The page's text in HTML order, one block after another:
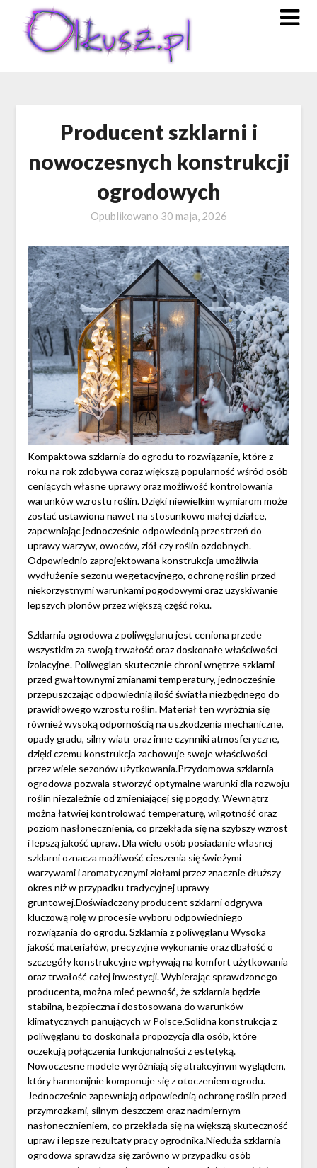
content
Producent szklarni i
nowoczesnych konstrukcji
ogrodowych
Opublikowano 30 maja, 2026
Kompaktowa szklarnia do ogrodu to rozwiązanie, które z
roku na rok zdobywa coraz większą popularność wśród osób
ceniących własne uprawy oraz możliwość kontrolowania
warunków wzrostu roślin. Dzięki niewielkim wymiarom może
zostać ustawiona nawet na stosunkowo małej działce,
zapewniając jednocześnie odpowiednią przestrzeń do
uprawy warzyw, owoców, ziół czy roślin ozdobnych.
Odpowiednio zaprojektowana konstrukcja umożliwia
wydłużenie sezonu wegetacyjnego, ochronę roślin przed
niekorzystnymi warunkami pogodowymi oraz uzyskiwanie
lepszych plonów przez większą część roku.
Szklarnia ogrodowa z poliwęglanu jest ceniona przede
wszystkim za swoją trwałość oraz doskonałe właściwości
izolacyjne. Poliwęglan skutecznie chroni wnętrze szklarni
przed gwałtownymi zmianami temperatury, jednocześnie
przepuszczając odpowiednią ilość światła niezbędnego do
prawidłowego wzrostu roślin. Materiał ten wyróżnia się
również wysoką odpornością na uszkodzenia mechaniczne,
opady gradu, silny wiatr oraz inne czynniki atmosferyczne,
dzięki czemu konstrukcja zachowuje swoje właściwości
przez wiele sezonów użytkowania.Przydomowa szklarnia
ogrodowa pozwala stworzyć optymalne warunki dla rozwoju
roślin niezależnie od zmieniającej się pogody. Wewnątrz
można łatwiej kontrolować temperaturę, wilgotność oraz
poziom nasłonecznienia, co przekłada się na szybszy wzrost
i lepszą jakość upraw. Dla wielu osób posiadanie własnej
szklarni oznacza możliwość cieszenia się świeżymi
warzywami i aromatycznymi ziołami przez znacznie dłuższy
okres niż w przypadku tradycyjnej uprawy
gruntowej.Doświadczony producent szklarni odgrywa
kluczową rolę w procesie wyboru odpowiedniego
rozwiązania do ogrodu.Szklarnia z poliwęglanu Wysoka
jakość materiałów, precyzyjne wykonanie oraz dbałość o
szczegóły konstrukcyjne wpływają na komfort użytkowania
oraz trwałość całej inwestycji. Wybierając sprawdzonego
producenta, można mieć pewność, że szklarnia będzie
stabilna, bezpieczna i dostosowana do warunków
klimatycznych panujących w Polsce.Solidna konstrukcja z
poliwęglanu to doskonała propozycja dla osób, które
oczekują połączenia funkcjonalności z estetyką.
Nowoczesne modele wyróżniają się atrakcyjnym wyglądem,
który harmonijnie komponuje się z otoczeniem ogrodu.
Jednocześnie zapewniają odpowiednią ochronę roślin przed
przymrozkami, silnym deszczem oraz nadmiernym
nasłonecznieniem, co przekłada się na większą skuteczność
upraw i lepsze rezultaty pracy ogrodnika.Nieduża szklarnia
ogrodowa sprawdza się zarówno w przypadku osób